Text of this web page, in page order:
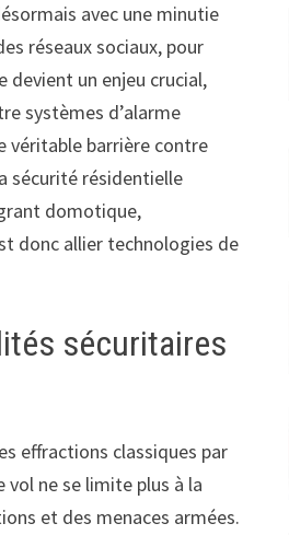
avec une minutie
réseaux sociaux, pour
devient un enjeu crucial,
systèmes d’alarme
véritable barrière contre
sécurité résidentielle
domotique,
donc allier technologies de
sécuritaires
effractions classiques par
ne se limite plus à la
et des menaces armées.